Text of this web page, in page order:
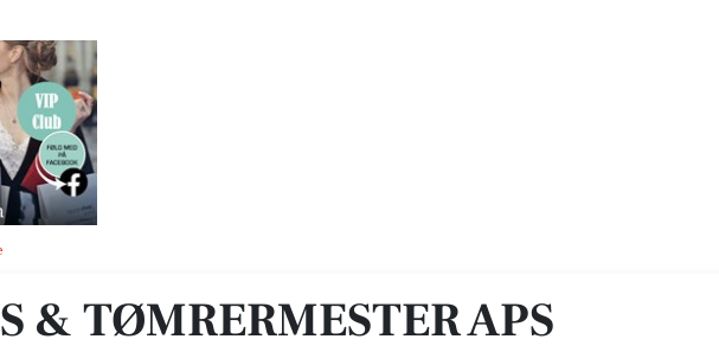
ApS
& TØMRERMESTER APS